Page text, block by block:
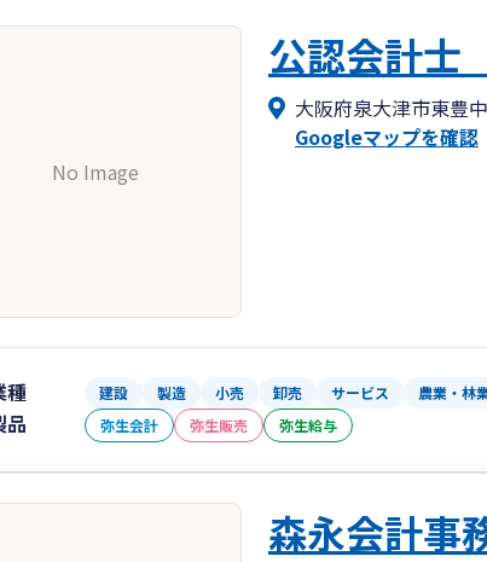
No Image
公認会計
大阪府泉大津市東豊
Googleマップを確認
種 建設 製造 小売 卸売 サービス 農業・林
品 弥生会計 弥生販売 弥生給与
森永会計事